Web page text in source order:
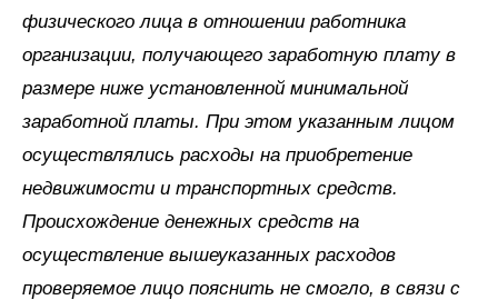
физического лица в отношении работника
организации, получающего заработную плату в
размере ниже установленной минимальной
заработной платы. При этом указанным лицом
осуществлялись расходы на приобретение
недвижимости и транспортных средств.
Происхождение денежных средств на
осуществление вышеуказанных расходов
проверяемое лицо пояснить не смогло, в связи с